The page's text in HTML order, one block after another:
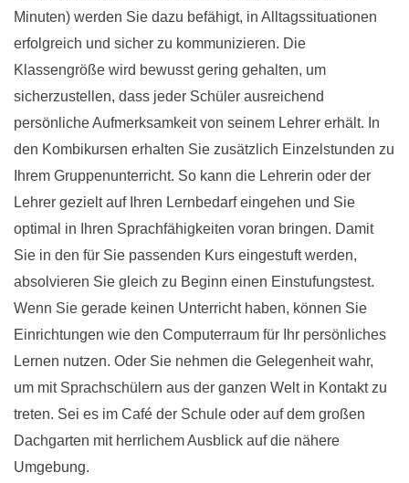
Minuten) werden Sie dazu befähigt, in Alltagssituationen
erfolgreich und sicher zu kommunizieren. Die
Klassengröße wird bewusst gering gehalten, um
sicherzustellen, dass jeder Schüler ausreichend
persönliche Aufmerksamkeit von seinem Lehrer erhält. In
den Kombikursen erhalten Sie zusätzlich Einzelstunden zu
Ihrem Gruppenunterricht. So kann die Lehrerin oder der
Lehrer gezielt auf Ihren Lernbedarf eingehen und Sie
optimal in Ihren Sprachfähigkeiten voran bringen. Damit
Sie in den für Sie passenden Kurs eingestuft werden,
absolvieren Sie gleich zu Beginn einen Einstufungstest.
Wenn Sie gerade keinen Unterricht haben, können Sie
Einrichtungen wie den Computerraum für Ihr persönliches
Lernen nutzen. Oder Sie nehmen die Gelegenheit wahr,
um mit Sprachschülern aus der ganzen Welt in Kontakt zu
treten. Sei es im Café der Schule oder auf dem großen
Dachgarten mit herrlichem Ausblick auf die nähere
Umgebung.